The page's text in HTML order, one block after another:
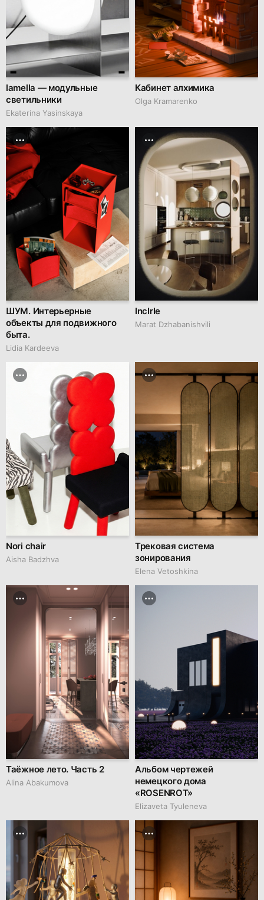
lamella — модульные
светильники
Ekaterina Yasinskaya
Кабинет алхимика
Olga Kramarenko
ШУМ. Интерьерные
объекты для подвижного
быта.
Lidia Kardeeva
IncIrIe
Marat Dzhabanishvili
Nori chair
Aisha Badzhva
Трековая система
зонирования
Elena Vetoshkina
Таёжное лето. Часть 2
Alina Abakumova
Альбом чертежей
немецкого дома
«ROSENROT»
Elizaveta Tyuleneva